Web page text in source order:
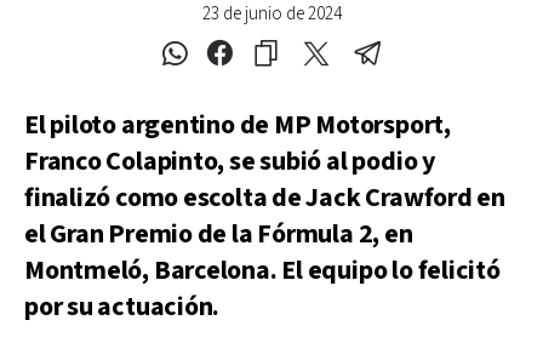
23 de junio de 2024
El piloto argentino de MP Motorsport,
Franco Colapinto, se subió al podio y
finalizó como escolta de Jack Crawford en
el Gran Premio de la Fórmula 2, en
Montmeló, Barcelona. El equipo lo felicitó
por su actuación.